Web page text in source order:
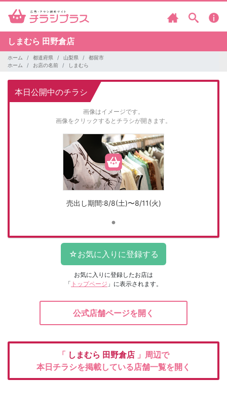
しまむら 田野倉店
ホーム 都道府県 山梨県
都留市
ホーム
お店の名前 しまむら
本日公開中のチラシ
画像はイメージです。
画像をクリックするとチラシが開きます。
売出し期間:8/8(土)〜8/11(火)
お気に入りに登録したお店は
「 トップページ 」に表示されます。
公式店舗ページを開く
「 しまむら 田野倉店 」周辺で
本日チラシを掲載している店舗一覧を開く